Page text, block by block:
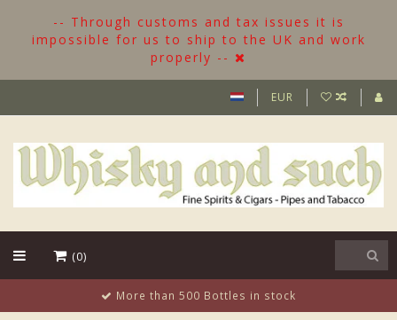
-- Through customs and tax issues it is
impossible for us to ship to the UK and work
properly --
EUR
(0)
More than 500 Bottles in stock